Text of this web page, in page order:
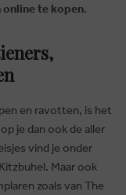
online te kopen.
en ravotten, is het
je dan ook de aller
vind je onder
Maar ook
zoals van The